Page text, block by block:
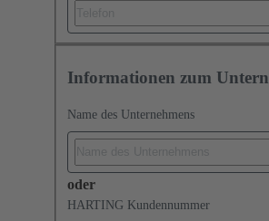
Informationen zum
Name des Unternehmens
oder
HARTING Kundennummer